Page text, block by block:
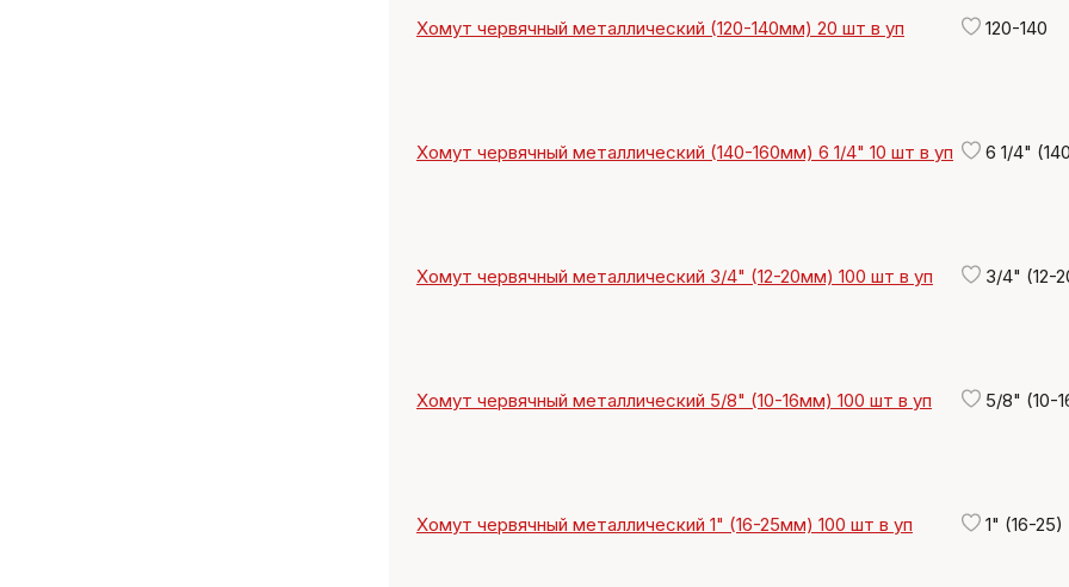
Хомут червячный металлический (120-140мм) 20 шт в уп 120-140
Хомут червячный металлический (140-160мм) 6 1/4" 10 шт в уп 6 1/4"
Хомут червячный металлический 3/4" (12-20мм) 100 шт в уп 3/4" (12-
Хомут червячный металлический 5/8" (10-16мм) 100 шт в уп 5/8" (10-
Хомут червячный металлический 1" (16-25мм) 100 шт в уп 1" (16-25)